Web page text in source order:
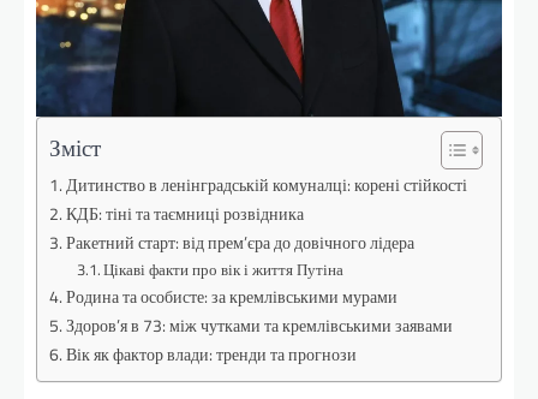
Зміст
Дитинство в ленінградській комуналці: корені стійкості
КДБ: тіні та таємниці розвідника
Ракетний старт: від прем’єра до довічного лідера
Цікаві факти про вік і життя Путіна
Родина та особисте: за кремлівськими мурами
Здоров’я в 73: між чутками та кремлівськими заявами
Вік як фактор влади: тренди та прогнози